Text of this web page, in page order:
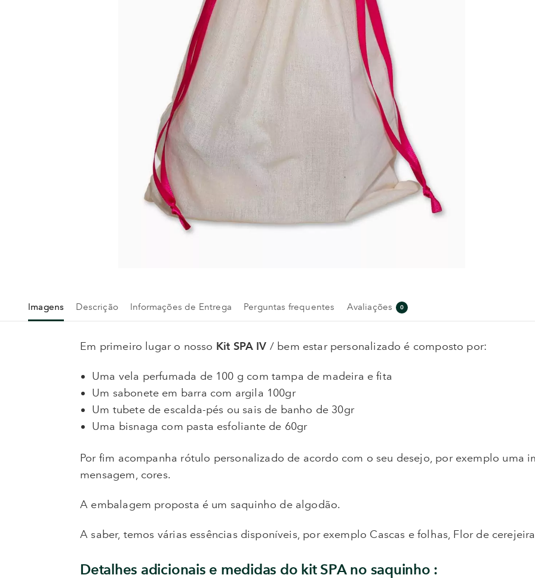
Imagens Descrição Informações de Entrega Perguntas frequentes Avaliações 0
Em primeiro lugar o nosso Kit SPA IV / bem estar personalizado é composto por:
Uma vela perfumada de 100 g com tampa de madeira e fita
Um sabonete em barra com argila 100gr
Um tubete de escalda-pés ou sais de banho de 30gr
Uma bisnaga com pasta esfoliante de 60gr
Por fim acompanha rótulo personalizado de acordo com o seu desejo, por exemplo uma
mensagem, cores.
A embalagem proposta é um saquinho de algodão.
A saber, temos várias essências disponíveis, por exemplo Cascas e folhas, Flor de
Detalhes adicionais e medidas do kit SPA no saquinho :